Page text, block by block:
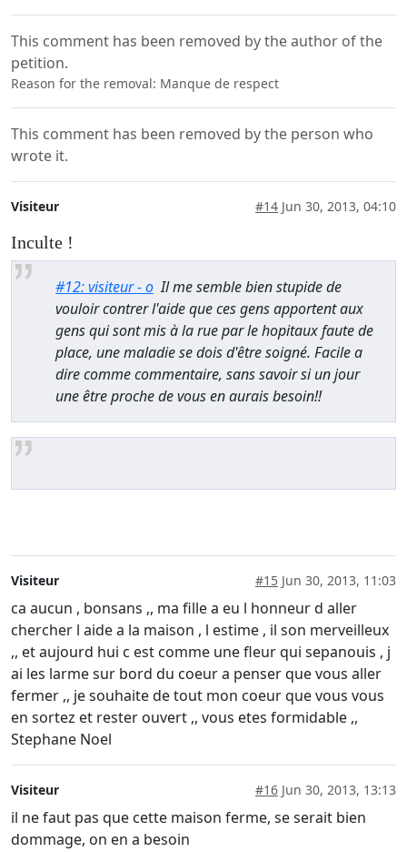
This comment has been removed by the author of the
petition.
Reason for the removal: Manque de respect
This comment has been removed by the person who
wrote it.
Visiteur #14 Jun 30, 2013, 04:10
Inculte !
#12: visiteur - o Il me semble bien stupide de
vouloir contrer l'aide que ces gens apportent aux
gens qui sont mis à la rue par le hopitaux faute de
place, une maladie se dois d'être soigné. Facile a
dire comme commentaire, sans savoir si un jour
une être proche de vous en aurais besoin!!
Visiteur #15 Jun 30, 2013, 11:03
ca aucun , bonsans ,, ma fille a eu l honneur d aller
chercher l aide a la maison , l estime , il son merveilleux
,, et aujourd hui c est comme une fleur qui sepanouis , j
ai les larme sur bord du coeur a penser que vous aller
fermer ,, je souhaite de tout mon coeur que vous vous
en sortez et rester ouvert ,, vous etes formidable ,,
Stephane Noel
Visiteur #16 Jun 30, 2013, 13:13
il ne faut pas que cette maison ferme, se serait bien
dommage, on en a besoin